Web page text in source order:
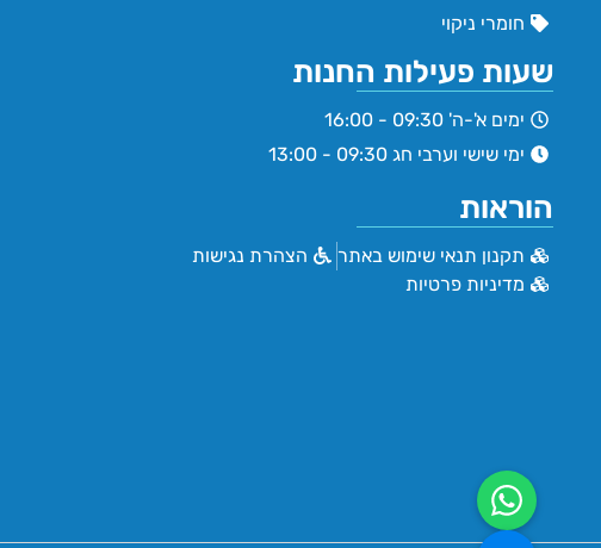
חומרי ניקוי
שעות פעילות החנות
ימים א'-ה' 09:30 - 16:00
ימי שישי וערבי חג 09:30 - 13:00
הוראות
תקנון תנאי שימוש באתר
הצהרת נגישות
מדיניות פרטיות